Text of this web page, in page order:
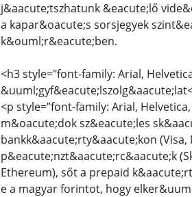
j&aacute;tszhatunk &eacute;lő
a kapar&oacute;s sorsjegyek
k&ouml;r&eacute;ben.
<h3 style="font-family: Arial,
<p style="font-family: Arial,
m&oacute;dok sz&eacute;les
bankk&aacute;rty&aacute;kon
p&eacute;nzt&aacute;rc&aacute;k
Ethereum), sőt a prepaid
e a magyar forintot, hogy